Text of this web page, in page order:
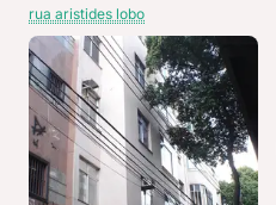
rua aristides lobo